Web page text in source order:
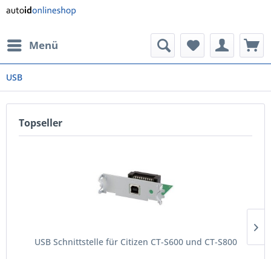
Menü
USB
Topseller
USB Schnittstelle für Citizen CT-S600 und CT-S800